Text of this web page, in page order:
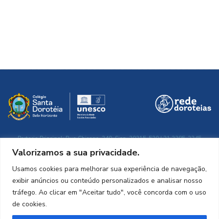
Valorizamos a sua privacidade.
Usamos cookies para melhorar sua experiência de navegação,
exibir anúncios ou conteúdo personalizados e analisar nosso
tráfego. Ao clicar em "Aceitar tudo", você concorda com o uso
de cookies.
Portaria Principal: Rua Chicago, 240. Sion. 30315-520 | 31.3285-2245
Razão social: Congregação de Santa Doroteia do Brasil – Sul
CNPJ: 03.658.515/0010-62